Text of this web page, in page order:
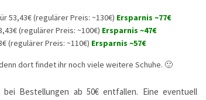
53,43€ (regulärer Preis: ~130€) Ersparnis ~77€
(regulärer Preis: ~100€) Ersparnis ~47€
(regulärer Preis: ~110€) Ersparnis ~57€
dort findet ihr noch viele weitere Schuhe. 🙂
Bestellungen ab 50€ entfallen. Eine eventuell